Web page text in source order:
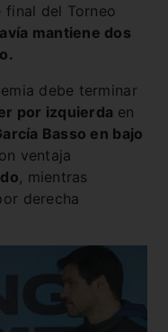
del Torneo
mantiene dos
debe terminar
por izquierda en
Basso en bajo
ventaja
, mientras
derecha